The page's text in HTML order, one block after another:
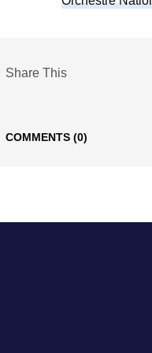
Share This
COMMENTS (0)